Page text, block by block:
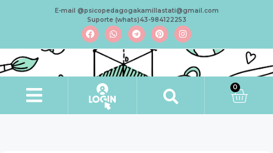
E-mail @psicopedagogakamillastati@gmail.com
Suporte (whats)43-984122253
0